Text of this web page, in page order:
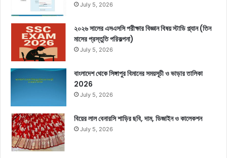
July 5, 2026
২০২৬ সালের এসএসসি পরীক্ষার বিজ্ঞান বিষয় স্টাডি প্ল্যান (তিন
মাসের প্রস্তুতি পরিকল্পনা)
July 5, 2026
বাংলাদেশ থেকে সিঙ্গাপুর বিমানের সময়সূচী ও ভাড়ার তালিকা
2026
July 5, 2026
বিয়ের লাল বেনারসি শাড়ির ছবি, দাম, ডিজাইন ও কালেকশন
July 5, 2026